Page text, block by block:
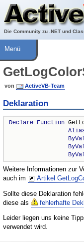
Die Community zu .NET und
Über ActiveVB
Hilfe
Menü
von ActiveVB-Team
Deklaration
Declare Function
Weitere Informationen zur
auch im
Artikel
Sollte diese Deklaration
diese als
fehlerhafte
Leider liegen uns keine
verwendet wird.